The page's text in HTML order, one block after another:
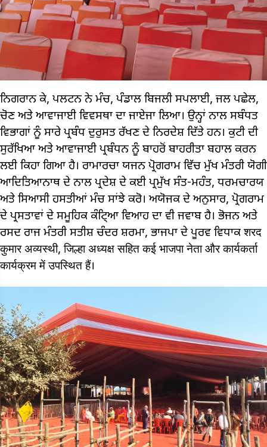
ਨਿਗਰਾਨ ਕੇ, ਪਲਟਨ ਨੇ ਮੰਚ, ਪੰਡਾਲ ਬਿਜਲੀ ਸਪਲਾਈ, ਜਲ ਪਛੇਲ,
ਚੋਣ ਅਤੇ ਆਵਾਜਾਈ ਵਿਵਸਥਾ ਦਾ ਜਾਏਜਾ ਲਿਆ। ਉਨ੍ਹਾਂ ਨਾਲ ਸਬੰਧਤ
ਵਿਭਾਗਾਂ ਨੂੰ ਸਾਰੇ ਪ੍ਰਬੰਧ ਦੁਰੁਸਤ ਰੱਖਣ ਦੇ ਨਿਰਦੇਸ਼ ਦਿੱਤੇ ਹਨ। ਕੁਟੀ ਦੀ
ਸੁਰੱਖਿਆ ਅਤੇ ਆਵਾਜਾਈ ਪ੍ਰਬੰਧਨ ਨੂੰ ਬਾਹਰੋਂ ਬਾਹਰੀਤਾ ਬਹਾਲ ਕਰਨ
ਲਈ ਕਿਹਾ ਗਿਆ ਹੈ। ਰਾਮਾਰਚਾ ਯਜਨ ਪ੍ਰੋਗਰਾਮ ਵਿੱਚ ਮੁੱਖ ਮੰਤਰੀ ਯੋਗੀ
ਆਦਿਤਿਆਨਾਥ ਦੇ ਨਾਲ ਪ੍ਰਦੇਸ਼ ਦੇ ਕਈ ਪ੍ਰਮੁੱਖ ਸੰਤ-ਮਹੰਤ, ਧਰਮਚਾਰਯ
ਅਤੇ ਸਿਆਸੀ ਹਸਤੀਆਂ ਮੰਚ ਸਾਂਝੇ ਕਰੋ। ਅਯੋਜਕ ਦੇ ਅਨੁਸਾਰ, ਪ੍ਰੋਗਰਾਮ
ਦੇ ਪ੍ਰਸਤਾਵਾਂ ਦੇ ਸਮੂਹਿਕ ਕੰਟਿ੍ਆ ਵਿਆਹ ਦਾ ਵੀ ਜਵਾਬ ਹੈ। ਭੋਜਨ ਅਤੇ
ਰਸਦ ਰਾਜ ਮੰਤਰੀ ਸਤੀਸ਼ ਚੰਦਰ ਸ਼ਰਮਾ, ਭਾਜਪਾ ਦੇ ਪੂਰਵ ਵਿਧਾਕ शरद
कुमार अव्यस्थी, जिल्हा अध्यक्ष सहित कई भाजपा नेता और कार्यकर्ता
कार्यक्रम में उपस्थित हैं।